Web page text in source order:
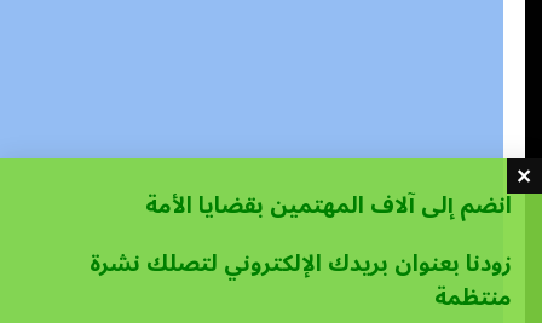
انضم إلى آلاف المهتمين بقضايا الأمة
زودنا بعنوان بريدك الإلكتروني لتصلك نشرة
منتظمة